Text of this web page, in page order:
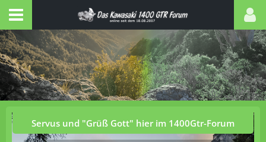
Servus und "Grüß Gott" hier im 1400Gtr-Forum